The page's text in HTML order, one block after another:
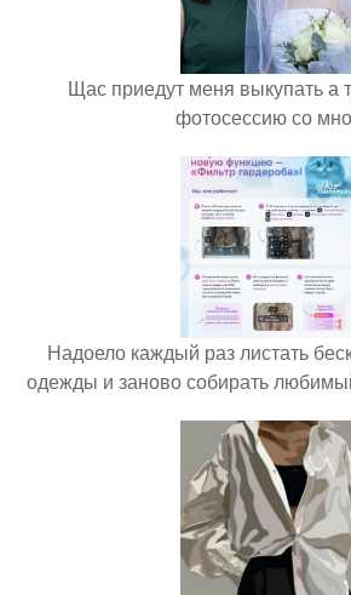
Щас приедут меня выкупать а
фотосессию со
Надоело каждый раз листать
одежды и заново собирать